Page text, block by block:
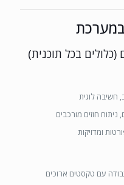
בכל תוכנית)
חשיבה לוגית
חוזים מורכבים
ומדויקות
עם טקסטים ארוכים